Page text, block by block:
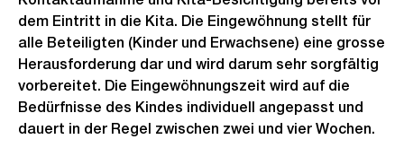
dem Eintritt in die Kita. Die Eingewöhnung stellt für
alle Beteiligten (Kinder und Erwachsene) eine grosse
Herausforderung dar und wird darum sehr sorgfältig
vorbereitet. Die Eingewöhnungszeit wird auf die
Bedürfnisse des Kindes individuell angepasst und
dauert in der Regel zwischen zwei und vier Wochen.